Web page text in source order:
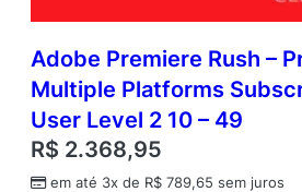
Adobe Premiere Rush –
Multiple Platforms
User Level 2 10 – 49
R$ 2.368,95
em até 3x de R$ 789,65 sem juros